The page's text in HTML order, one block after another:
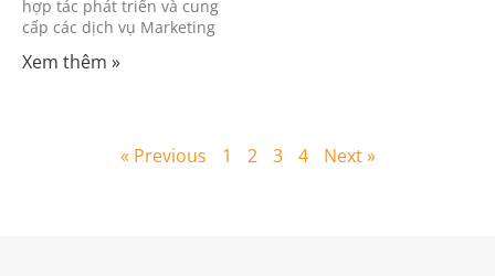
hợp tác phát triển và cung
cấp các dịch vụ Marketing
Xem thêm »
« Previous 1 2 3 4 Next »